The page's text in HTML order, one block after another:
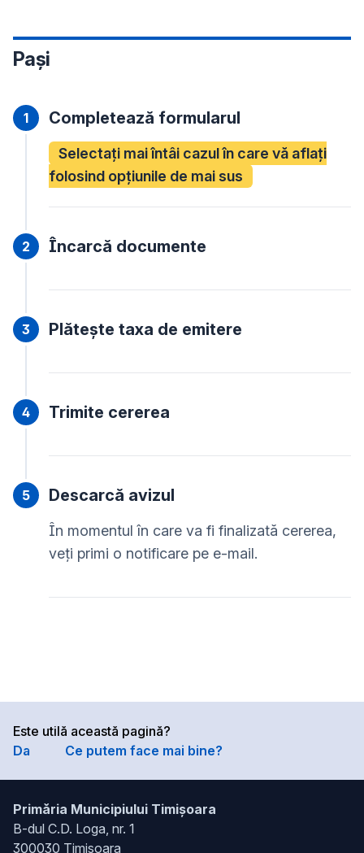
Pași
Completează formularul
Selectați mai întâi cazul în care vă aflați
folosind opțiunile de mai sus
Încarcă documente
Plătește taxa de emitere
Trimite cererea
Descarcă avizul
În momentul în care va fi finalizată cererea,
veți primi o notificare pe e-mail.
Este utilă această pagină?
Da
Ce putem face mai bine?
Primăria Municipiului Timișoara
B-dul C.D. Loga, nr. 1
300030 Timișoara